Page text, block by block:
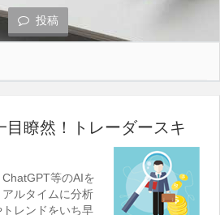
投稿
目瞭然！トレーダースキ
等のAIを
ルタイムに分析
レンドをいち早